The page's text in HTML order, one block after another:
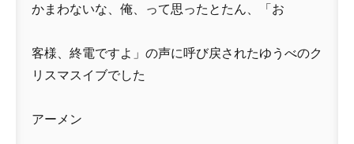
かまわないな、俺、って思ったとたん、「お
客様、終電ですよ」の声に呼び戻されたゆうべのク
リスマスイブでした
アーメン